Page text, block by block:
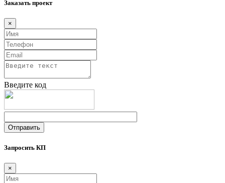
Заказать проект
×
Введите код
Запросить КП
×